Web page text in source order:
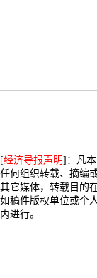
[经济导报声明]：凡
任何组织转载、摘编
其它媒体，转载目的
如稿件版权单位或个
内进行。